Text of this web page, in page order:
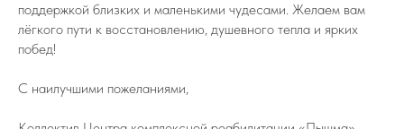
поддержкой близких и маленькими чудесами. Желаем вам
лёгкого пути к восстановлению, душевного тепла и ярких
побед!
С наилучшими пожеланиями,